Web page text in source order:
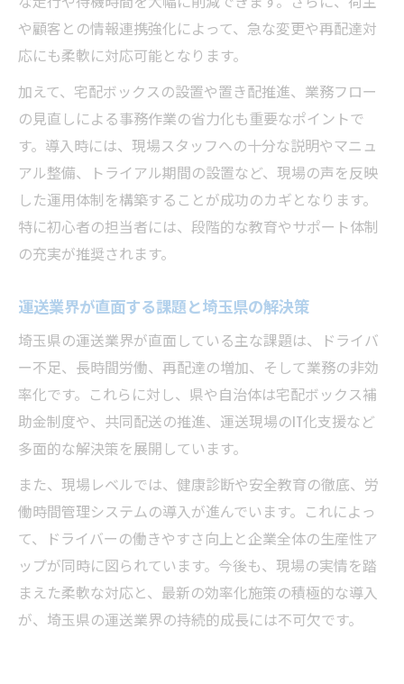
声
や顧客との情報連携強化によって、急な変更や再配達対
応にも柔軟に対応可能となります。
加えて、宅配ボックスの設置や置き配推進、業務フロー
の見直しによる事務作業の省力化も重要なポイントで
す。導入時には、現場スタッフへの十分な説明やマニュ
アル整備、トライアル期間の設置など、現場の声を反映
した運用体制を構築することが成功のカギとなります。
特に初心者の担当者には、段階的な教育やサポート体制
の充実が推奨されます。
運送業界が直面する課題と埼玉県の解決策
埼玉県の運送業界が直面している主な課題は、ドライバ
ー不足、長時間労働、再配達の増加、そして業務の非効
率化です。これらに対し、県や自治体は宅配ボックス補
助金制度や、共同配送の推進、運送現場のIT化支援など
多面的な解決策を展開しています。
また、現場レベルでは、健康診断や安全教育の徹底、労
働時間管理システムの導入が進んでいます。これによっ
て、ドライバーの働きやすさ向上と企業全体の生産性ア
ップが同時に図られています。今後も、現場の実情を踏
まえた柔軟な対応と、最新の効率化施策の積極的な導入
が、埼玉県の運送業界の持続的成長には不可欠です。